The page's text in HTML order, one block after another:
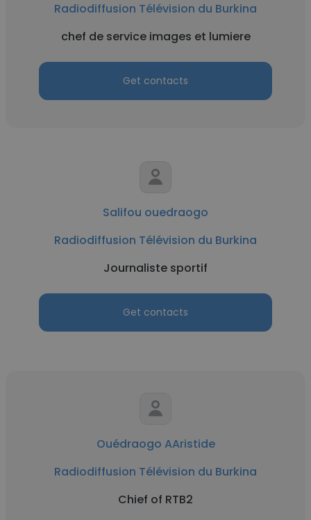
Radiodiffusion Télévision du Burkina
chef de service images et lumiere
Get contacts
Salifou ouedraogo
Radiodiffusion Télévision du Burkina
Journaliste sportif
Get contacts
Ouédraogo AAristide
Radiodiffusion Télévision du Burkina
Chief of RTB2